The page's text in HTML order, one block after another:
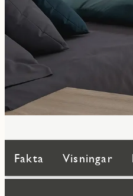
Fakta Visningar